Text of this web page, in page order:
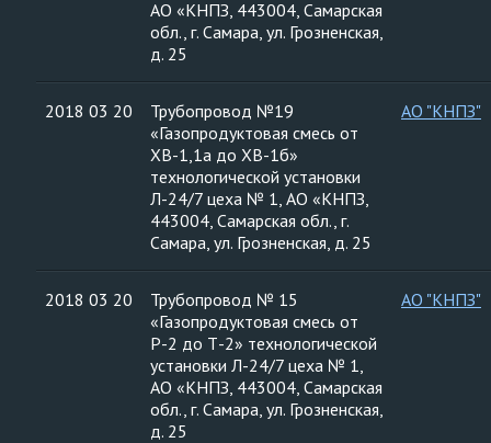
АО «КНПЗ, 443004, Самарская
обл., г. Самара, ул. Грозненская,
д. 25
2018 03 20
Трубопровод №19
«Газопродуктовая смесь от
ХВ-1,1а до ХВ-1б»
технологической установки
Л-24/7 цеха № 1, АО «КНПЗ,
443004, Самарская обл., г.
Самара, ул. Грозненская, д. 25
АО "КНПЗ"
2018 03 20
Трубопровод № 15
«Газопродуктовая смесь от
Р-2 до Т-2» технологической
установки Л-24/7 цеха № 1,
АО «КНПЗ, 443004, Самарская
обл., г. Самара, ул. Грозненская,
д. 25
АО "КНПЗ"